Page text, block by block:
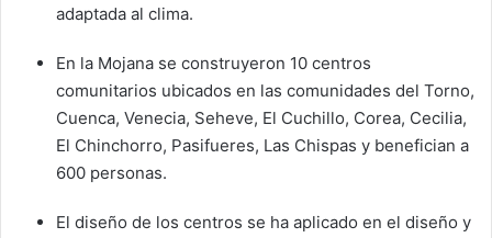
adaptada al clima.
En la Mojana se construyeron 10 centros
comunitarios ubicados en las comunidades del Torno,
Cuenca, Venecia, Seheve, El Cuchillo, Corea, Cecilia,
El Chinchorro, Pasifueres, Las Chispas y benefician a
600 personas.
El diseño de los centros se ha aplicado en el diseño y